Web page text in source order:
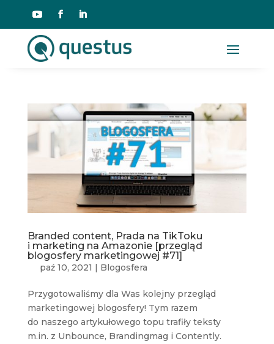
Branded content, Prada na TikToku
i marketing na Amazonie [przegląd
blogosfery marketingowej #71]
paź 10, 2021 | Blogosfera
Przygotowaliśmy dla Was kolejny przegląd
marketingowej blogosfery! Tym razem
do naszego artykułowego topu trafiły teksty
m.in. z Unbounce, Brandingmag i Contently.